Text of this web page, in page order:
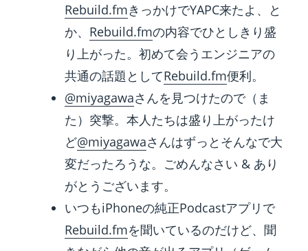
Rebuild.fmきっかけでYAPC来たよ、と
か、 Rebuild.fmの内容でひとしきり盛
り上がった。初めて会うエンジニアの
共通の話題としてRebuild.fm便利。
@miyagawaさんを見つけたので（ま
た）突撃。本人たちは盛り上がったけ
ど@miyagawaさんはずっとそんなで大
変だったろうな。ごめんなさい & あり
がとうございます。
いつもiPhoneの純正Podcastアプリで
Rebuild.fmを聞いているのだけど、聞